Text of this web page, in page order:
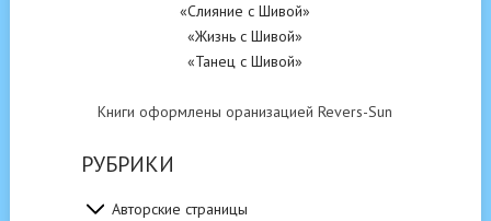
«Слияние с Шивой»
«Жизнь с Шивой»
«Танец с Шивой»
Книги оформлены оранизацией Revers-Sun
РУБРИКИ
Авторские страницы